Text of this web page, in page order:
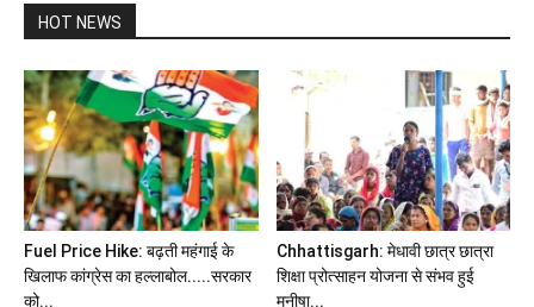
HOT NEWS
Fuel Price Hike: बढ़ती महंगाई के
खिलाफ कांग्रेस का हल्लाबोल.....सरकार
को...
Chhattisgarh: मेधावी छात्र छात्रा
शिक्षा प्रोत्साहन योजना से संभव हुई
मनीषा...